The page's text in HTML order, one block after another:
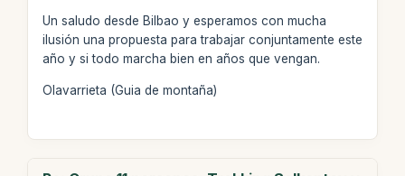
Un saludo desde Bilbao y esperamos con mucha
ilusión una propuesta para trabajar conjuntamente este
año y si todo marcha bien en años que vengan.
Olavarrieta (Guia de montaña)